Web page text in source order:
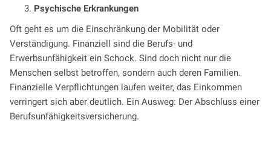
Psychische Erkrankungen
Oft geht es um die Einschränkung der Mobilität oder
Verständigung. Finanziell sind die Berufs- und
Erwerbsunfähigkeit ein Schock. Sind doch nicht nur die
Menschen selbst betroffen, sondern auch deren Familien.
Finanzielle Verpflichtungen laufen weiter, das Einkommen
verringert sich aber deutlich. Ein Ausweg: Der Abschluss einer
Berufsunfähigkeitsversicherung.